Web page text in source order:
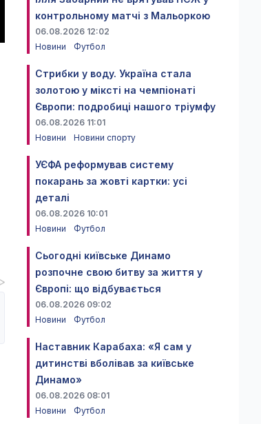
контрольному матчі з Мальоркою
06.08.2026 12:02
Новини
Футбол
Стрибки у воду. Україна стала
золотою у міксті на чемпіонаті
Європи: подробиці нашого тріумфу
06.08.2026 11:01
Новини
Новини спорту
УЄФА реформував систему
покарань за жовті картки: усі
деталі
06.08.2026 10:01
Новини
Футбол
Сьогодні київське Динамо
розпочне свою битву за життя у
Європі: що відбувається
06.08.2026 09:02
Новини
Футбол
Наставник Карабаха: «Я сам у
дитинстві вболівав за київське
Динамо»
06.08.2026 08:01
Новини
Футбол